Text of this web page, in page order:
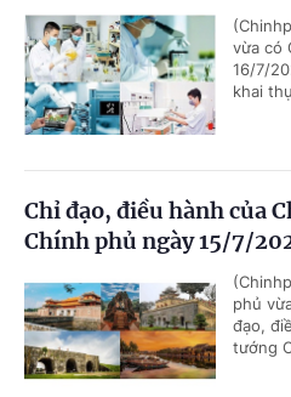
vừa có
16/7/
khai
Chỉ đạo, điều hành của
Chính phủ ngày 15/7/
phủ
đạo,
tướng